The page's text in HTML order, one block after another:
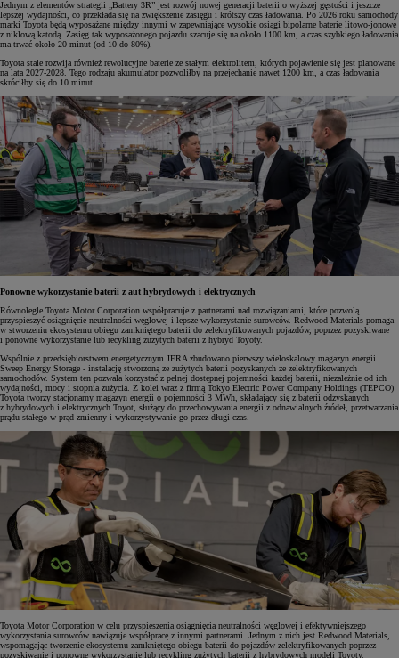
Jednym z elementów strategii „Battery 3R” jest rozwój nowej generacji baterii o wyższej gęstości i jeszcze
lepszej wydajności, co przekłada się na zwiększenie zasięgu i krótszy czas ładowania. Po 2026 roku samochody
marki Toyota będą wyposażane między innymi w zapewniające wysokie osiągi bipolarne baterie litowo-jonowe
z niklową katodą. Zasięg tak wyposażonego pojazdu szacuje się na około 1100 km, a czas szybkiego ładowania
ma trwać około 20 minut (od 10 do 80%).
Toyota stale rozwija również rewolucyjne baterie ze stałym elektrolitem, których pojawienie się jest planowane
na lata 2027-2028. Tego rodzaju akumulator pozwoliłby na przejechanie nawet 1200 km, a czas ładowania
skróciłby się do 10 minut.
Ponowne wykorzystanie baterii z aut hybrydowych i elektrycznych
Równolegle Toyota Motor Corporation współpracuje z partnerami nad rozwiązaniami, które pozwolą
przyspieszyć osiągnięcie neutralności węglowej i lepsze wykorzystanie surowców. Redwood Materials pomaga
w stworzeniu ekosystemu obiegu zamkniętego baterii do zelektryfikowanych pojazdów, poprzez pozyskiwane
i ponowne wykorzystanie lub recykling zużytych baterii z hybryd Toyoty.
Wspólnie z przedsiębiorstwem energetycznym JERA zbudowano pierwszy wieloskalowy magazyn energii
Sweep Energy Storage - instalację stworzoną ze zużytych baterii pozyskanych ze zelektryfikowanych
samochodów. System ten pozwala korzystać z pełnej dostępnej pojemności każdej baterii, niezależnie od ich
wydajności, mocy i stopnia zużycia. Z kolei wraz z firmą Tokyo Electric Power Company Holdings (TEPCO)
Toyota tworzy stacjonarny magazyn energii o pojemności 3 MWh, składający się z baterii odzyskanych
z hybrydowych i elektrycznych Toyot, służący do przechowywania energii z odnawialnych źródeł, przetwarzania
prądu stałego w prąd zmienny i wykorzystywanie go przez długi czas.
Toyota Motor Corporation w celu przyspieszenia osiągnięcia neutralności węglowej i efektywniejszego
wykorzystania surowców nawiązuje współpracę z innymi partnerami. Jednym z nich jest Redwood Materials,
wspomagając tworzenie ekosystemu zamkniętego obiegu baterii do pojazdów zelektryfikowanych poprzez
pozyskiwanie i ponowne wykorzystanie lub recykling zużytych baterii z hybrydowych modeli Toyoty.